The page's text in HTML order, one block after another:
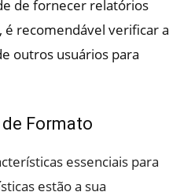
de fornecer relatórios
é recomendável verificar a
outros usuários para
Formato
essenciais para
estão a sua